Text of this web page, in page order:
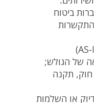
ביטוח
התקשרות
שהאתר ניתן לשימוש כפי שהוא (AS-IS)
של הגולש;
תקנה
או השלמות